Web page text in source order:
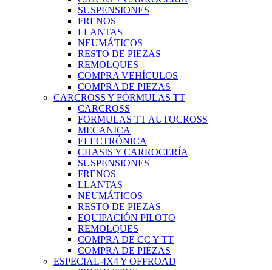
SUSPENSIONES
FRENOS
LLANTAS
NEUMÁTICOS
RESTO DE PIEZAS
REMOLQUES
COMPRA VEHÍCULOS
COMPRA DE PIEZAS
CARCROSS Y FÓRMULAS TT
CARCROSS
FORMULAS TT AUTOCROSS
MECANICA
ELECTRÓNICA
CHASIS Y CARROCERÍA
SUSPENSIONES
FRENOS
LLANTAS
NEUMÁTICOS
RESTO DE PIEZAS
EQUIPACIÓN PILOTO
REMOLQUES
COMPRA DE CC Y TT
COMPRA DE PIEZAS
ESPECIAL 4X4 Y OFFROAD